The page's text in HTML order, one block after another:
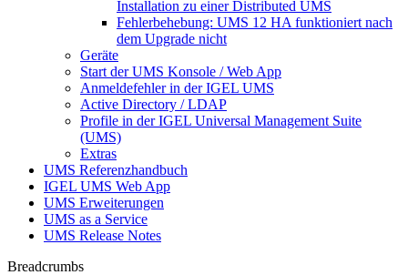
Installation zu einer Distributed UMS
Fehlerbehebung: UMS 12 HA funktioniert nach
dem Upgrade nicht
Geräte
Start der UMS Konsole / Web App
Anmeldefehler in der IGEL UMS
Active Directory / LDAP
Profile in der IGEL Universal Management Suite
(UMS)
Extras
UMS Referenzhandbuch
IGEL UMS Web App
UMS Erweiterungen
UMS as a Service
UMS Release Notes
Breadcrumbs